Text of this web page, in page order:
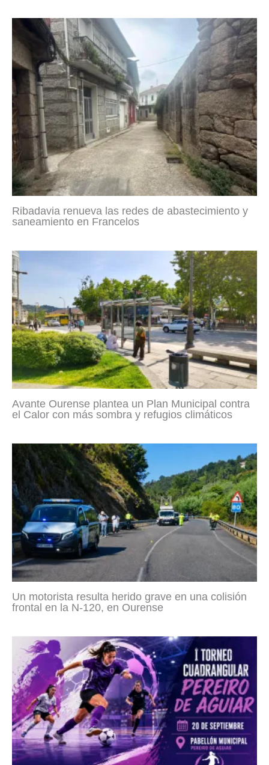
Ribadavia renueva las redes de abastecimiento y
saneamiento en Francelos
Avante Ourense plantea un Plan Municipal contra
el Calor con más sombra y refugios climáticos
Un motorista resulta herido grave en una colisión
frontal en la N-120, en Ourense